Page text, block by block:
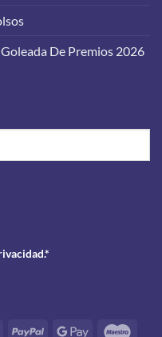
De Premios 2026
.*
Dinners PayPal Google